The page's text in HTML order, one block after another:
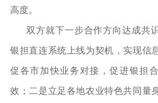
高度。
双方就下一步合作方向达成共
银担直连系统上线为契机，实现信
促各市加快业务对接，促进银担
效；二是立足各地农业特色共同量